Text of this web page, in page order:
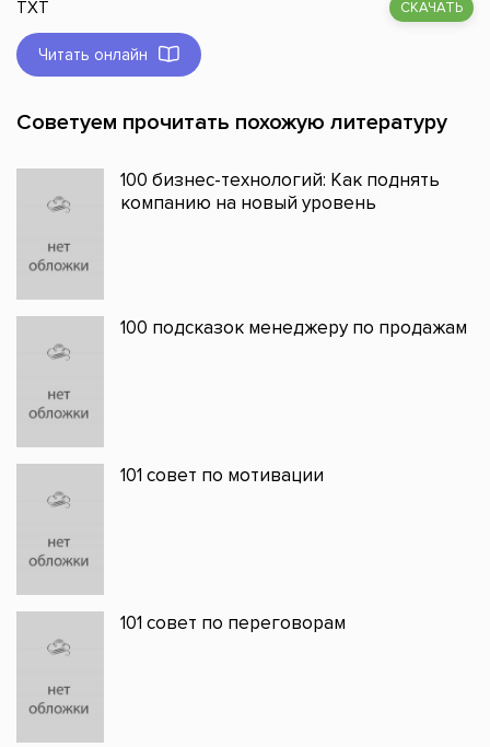
TXT СКАЧАТЬ
Читать онлайн
Советуем прочитать похожую литературу
100 бизнес-технологий: Как поднять
компанию на новый уровень
100 подсказок менеджеру по продажам
101 совет по мотивации
101 совет по переговорам